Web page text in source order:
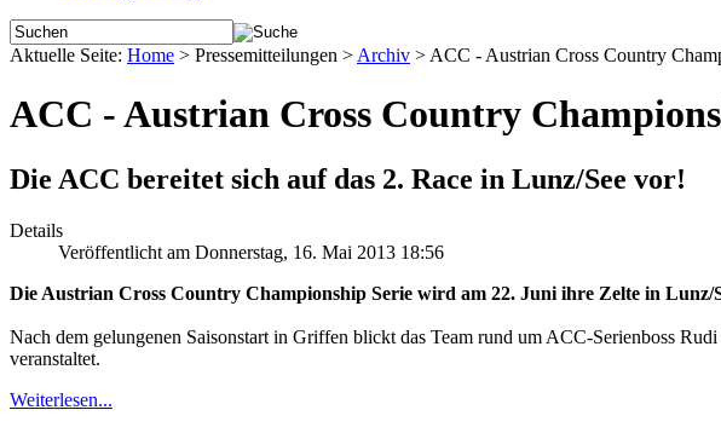
Aktuelle Seite: Home > Pressemitteilungen > Archiv > ACC - Austrian Cross Country
ACC - Austrian Cross Country
Die ACC bereitet sich auf das 2. Race in Lunz/See vor!
Details
Veröffentlicht am Donnerstag, 16. Mai 2013 18:56
Die Austrian Cross Country Championship Serie wird am 22. Juni ihre Zelte in Lunz/
Nach dem gelungenen Saisonstart in Griffen blickt das Team rund um ACC-Serienboss
veranstaltet.
Weiterlesen...